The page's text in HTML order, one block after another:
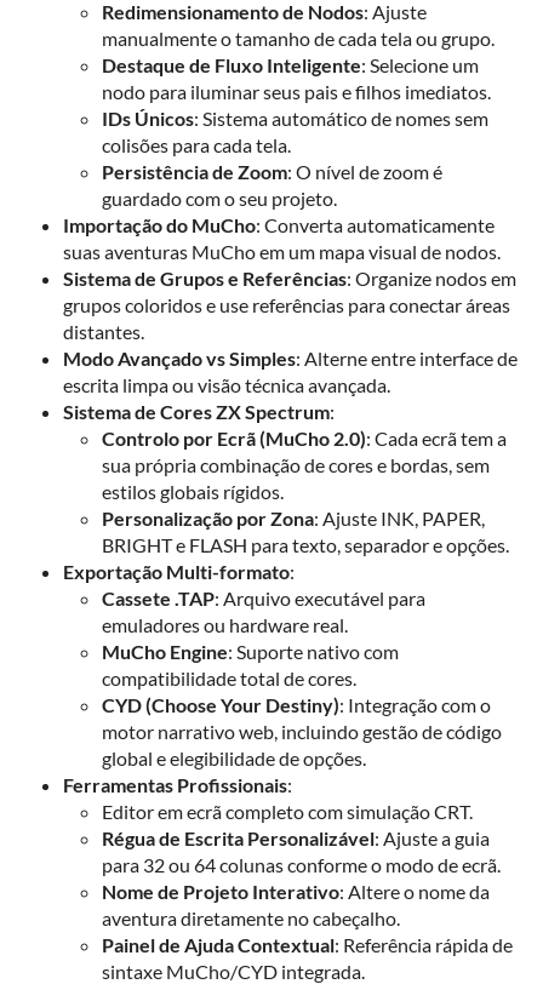
Redimensionamento de Nodos: Ajuste
manualmente o tamanho de cada tela ou grupo.
Destaque de Fluxo Inteligente: Selecione um
nodo para iluminar seus pais e filhos imediatos.
IDs Únicos: Sistema automático de nomes sem
colisões para cada tela.
Persistência de Zoom: O nível de zoom é
guardado com o seu projeto.
Importação do MuCho: Converta automaticamente
suas aventuras MuCho em um mapa visual de nodos.
Sistema de Grupos e Referências: Organize nodos em
grupos coloridos e use referências para conectar áreas
distantes.
Modo Avançado vs Simples: Alterne entre interface de
escrita limpa ou visão técnica avançada.
Sistema de Cores ZX Spectrum:
Controlo por Ecrã (MuCho 2.0): Cada ecrã tem a
sua própria combinação de cores e bordas, sem
estilos globais rígidos.
Personalização por Zona: Ajuste INK, PAPER,
BRIGHT e FLASH para texto, separador e opções.
Exportação Multi-formato:
Cassete .TAP: Arquivo executável para
emuladores ou hardware real.
MuCho Engine: Suporte nativo com
compatibilidade total de cores.
CYD (Choose Your Destiny): Integração com o
motor narrativo web, incluindo gestão de código
global e elegibilidade de opções.
Ferramentas Profissionais:
Editor em ecrã completo com simulação CRT.
Régua de Escrita Personalizável: Ajuste a guia
para 32 ou 64 colunas conforme o modo de ecrã.
Nome de Projeto Interativo: Altere o nome da
aventura diretamente no cabeçalho.
Painel de Ajuda Contextual: Referência rápida de
sintaxe MuCho/CYD integrada.